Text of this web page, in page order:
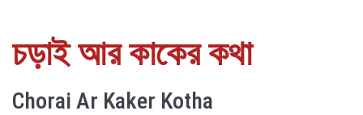
চড়াই আর কাকের কথা
Chorai Ar Kaker Kotha